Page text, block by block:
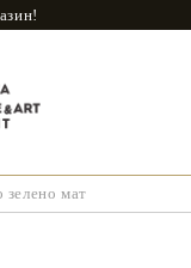
мат